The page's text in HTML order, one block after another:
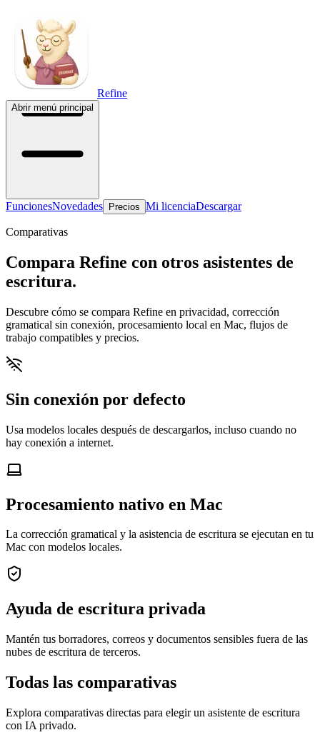
Refine
Abrir menú principal
FuncionesNovedades Precios Mi licenciaDescargar
Comparativas
Compara Refine con otros asistentes de
escritura.
Descubre cómo se compara Refine en privacidad, corrección
gramatical sin conexión, procesamiento local en Mac, flujos de
trabajo compatibles y precios.
Sin conexión por defecto
Usa modelos locales después de descargarlos, incluso cuando no
hay conexión a internet.
Procesamiento nativo en Mac
La corrección gramatical y la asistencia de escritura se ejecutan en tu
Mac con modelos locales.
Ayuda de escritura privada
Mantén tus borradores, correos y documentos sensibles fuera de las
nubes de escritura de terceros.
Todas las comparativas
Explora comparativas directas para elegir un asistente de escritura
con IA privado.